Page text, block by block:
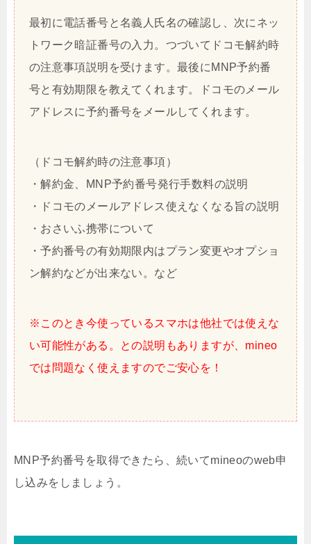
最初に電話番号と名義人氏名の確認し、次にネッ
トワーク暗証番号の入力。つづいてドコモ解約時
の注意事項説明を受けます。最後にMNP予約番
号と有効期限を教えてくれます。ドコモのメール
アドレスに予約番号をメールしてくれます。
（ドコモ解約時の注意事項）
・解約金、MNP予約番号発行手数料の説明
・ドコモのメールアドレス使えなくなる旨の説明
・おさいふ携帯について
・予約番号の有効期限内はプラン変更やオプショ
ン解約などが出来ない。など
※このとき今使っているスマホは他社では使えな
い可能性がある。との説明もありますが、mineo
では問題なく使えますのでご安心を！
MNP予約番号を取得できたら、続いてmineoのweb申
し込みをしましょう。